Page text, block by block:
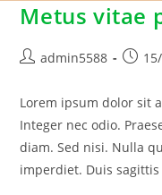
Metus vitae
admin5588
Lorem ipsum dolor sit
Integer nec odio.
diam. Sed nisi. Nulla
imperdiet. Duis